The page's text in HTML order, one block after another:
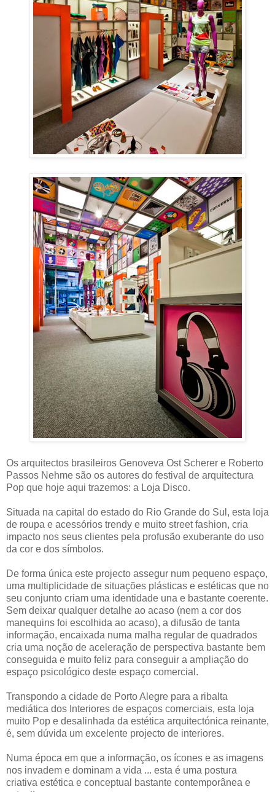
Os arquitectos brasileiros Genoveva Ost Scherer e Roberto
Passos Nehme são os autores do festival de arquitectura
Pop que hoje aqui trazemos: a Loja Disco.
Situada na capital do estado do Rio Grande do Sul, esta loja
de roupa e acessórios trendy e muito street fashion, cria
impacto nos seus clientes pela profusão exuberante do uso
da cor e dos símbolos.
De forma única este projecto assegur num pequeno espaço,
uma multiplicidade de situações plásticas e estéticas que no
seu conjunto criam uma identidade una e bastante coerente.
Sem deixar qualquer detalhe ao acaso (nem a cor dos
manequins foi escolhida ao acaso), a difusão de tanta
informação, encaixada numa malha regular de quadrados
cria uma noção de aceleração de perspectiva bastante bem
conseguida e muito feliz para conseguir a ampliação do
espaço psicológico deste espaço comercial.
Transpondo a cidade de Porto Alegre para a ribalta
mediática dos Interiores de espaços comerciais, esta loja
muito Pop e desalinhada da estética arquitectónica reinante,
é, sem dúvida um excelente projecto de interiores.
Numa época em que a informação, os ícones e as imagens
nos invadem e dominam a vida ... esta é uma postura
criativa estética e conceptual bastante contemporânea e